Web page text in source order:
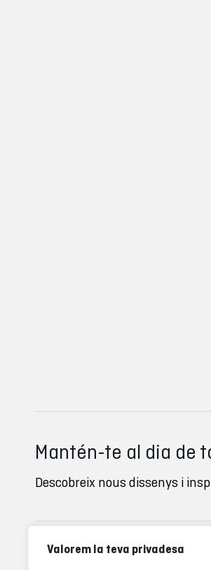
Valorem la teva privadesa
Mantén-te al dia de
Descobreix nous dissenys i